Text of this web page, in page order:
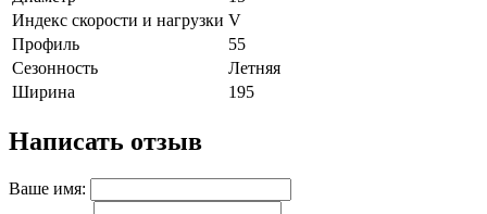
Индекс скорости и нагрузки V
Профиль
55
Сезонность
Летняя
Ширина
195
Написать отзыв
Ваше имя: